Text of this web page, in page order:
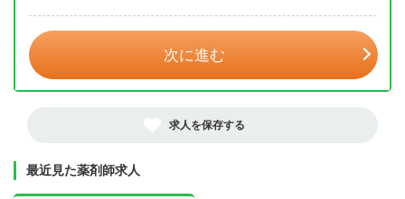
次に進む
求人を保存する
最近見た薬剤師求人